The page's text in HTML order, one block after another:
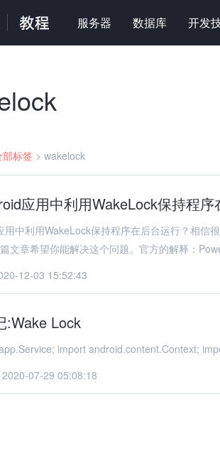
服务器 数据库 开发
部标签 > wakelock
应用中利用WakeLock保持程序
用中利用WakeLock保持程序在后台运行？相信
文章希望你能解决这个问题。官方的解释：
12-03 15:52:43
:Wake Lock
import android.content.Context;
2020-07-29 05:08:18